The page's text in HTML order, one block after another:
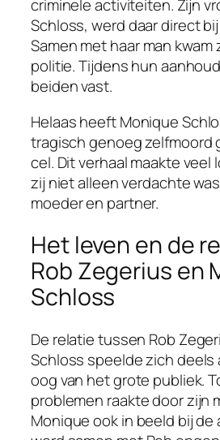
criminele activiteiten. Zijn
Schloss, werd daar direct
Samen met haar man kwam
politie. Tijdens hun
beiden vast.
Helaas heeft Monique
tragisch genoeg zelfmoord
cel. Dit verhaal maakte veel
zij niet alleen verdachte
moeder en partner.
Het leven en de
Rob Zegerius en
Schloss
De relatie tussen Rob
Schloss speelde zich
oog van het grote publiek.
problemen raakte door zijn
Monique ook in beeld bij